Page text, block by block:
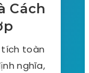
Cách
tích toàn
nghĩa,